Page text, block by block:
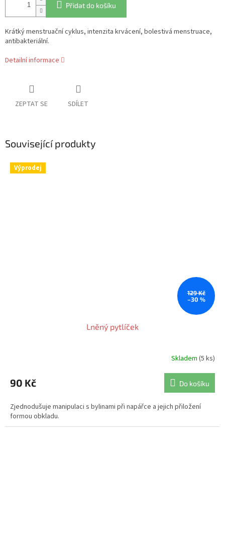
Přidat do košíku
Krátký menstruační cyklus, intenzita krvácení, bolestivá menstruace,
antibakteriální.
Detailní informace
ZEPTAT SE SDÍLET
Související produkty
Výprodej
129 Kč
–30 %
Lněný pytlíček
Skladem (5 ks)
90 Kč Do košíku
Zjednodušuje manipulaci s bylinami při napářce a jejich přiložení
formou obkladu.